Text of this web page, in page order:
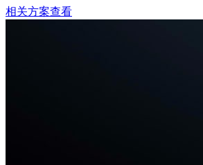
相关方案查看